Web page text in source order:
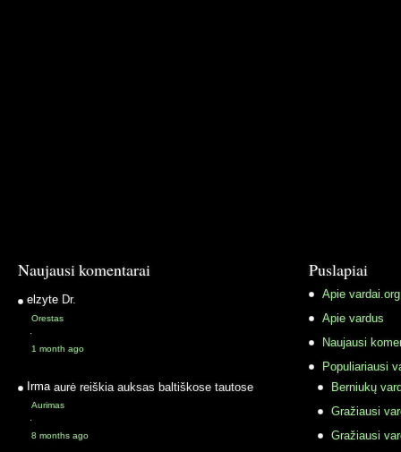
Naujausi komentarai
elzyte Dr.
Orestas
·
1 month ago
Irma aurė reiškia auksas baltiškose tautose
Aurimas
·
8 months ago
Puslapiai
Apie vardai.org
Apie vardus
Naujausi
Populiariausi
Berniukų
Gražiausi
Gražiausi